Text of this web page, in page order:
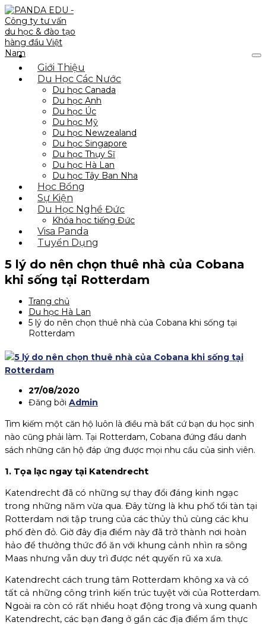
Giới Thiệu
Du Học Các Nước
Du học Canada
Du học Anh
Du học Úc
Du học Mỹ
Du học Newzealand
Du học Singapore
Du học Thụy Sĩ
Du học Hà Lan
Du học Tây Ban Nha
Học Bổng
Sự Kiện
Du Học Nghề Đức
Khóa học tiếng Đức
Visa Panda
Tuyển Dụng
5 lý do nên chọn thuê nhà của Cobana
khi sống tại Rotterdam
Trang chủ
Du học Hà Lan
5 lý do nên chọn thuê nhà của Cobana khi sống tại
Rotterdam
27/08/2020
Đăng bởi Admin
Tìm kiếm một căn hộ luôn là điều mà bất cứ bạn du học sinh
nào cũng phải làm. Tại Rotterdam, Cobana đứng đầu danh
sách những căn hộ đáp ứng được mọi nhu cầu của sinh viên.
1. Tọa lạc ngay tại Katendrecht
Katendrecht đã có những sự thay đổi đáng kinh ngạc
trong những năm vừa qua. Đây từng là khu phố tồi tàn tại
Rotterdam nơi tập trung của các thủy thủ cùng các khu
phố đèn đỏ. Giờ đây địa điểm này đã trở thành nơi hoàn
hảo để thưởng thức đồ ăn với khung cảnh nhìn ra sông
Maas nhưng vẫn duy trì được nét quyến rũ xa xưa.
Katendrecht cách trung tâm Rotterdam không xa và có
tất cả những công trình kiến trúc tuyệt vời của Rotterdam.
Ngoài ra còn có rất nhiều hoạt động trong và xung quanh
Katendrecht, các bạn đang ở gần các địa điểm ẩm thực